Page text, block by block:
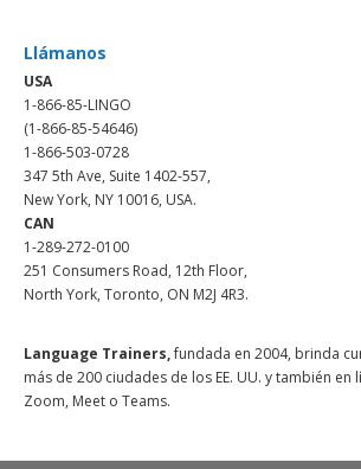
Llámanos
USA
1-866-85-LINGO
(1-866-85-54646)
1-866-503-0728
347 5th Ave, Suite 1402-557,
New York, NY 10016, USA.
CAN
1-289-272-0100
251 Consumers Road, 12th Floor,
North York, Toronto, ON M2J 4R3.
Language Trainers,fundada en 2004, brinda
más de 200 ciudades de los EE. UU. y también en
Zoom, Meet o Teams.